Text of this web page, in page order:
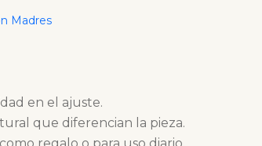
Madres
en el ajuste.
que diferencian la pieza.